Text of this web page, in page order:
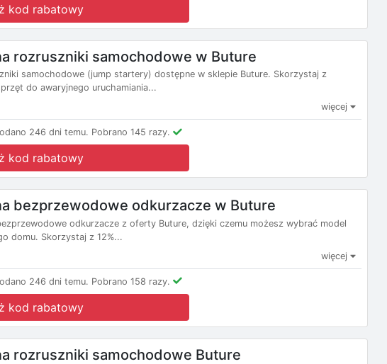
kod rabatowy
rozruszniki samochodowe w Buture
samochodowe (jump startery) dostępne w sklepie Buture. Skorzystaj z
do awaryjnego uruchamiania...
więcej
246 dni temu. Pobrano 145 razy.
kod rabatowy
bezprzewodowe odkurzacze w Buture
odkurzacze z oferty Buture, dzięki czemu możesz wybrać model
domu. Skorzystaj z 12%...
więcej
246 dni temu. Pobrano 158 razy.
kod rabatowy
rozruszniki samochodowe Buture